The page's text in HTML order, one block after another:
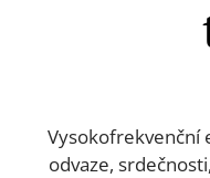
🔸
odvaze,